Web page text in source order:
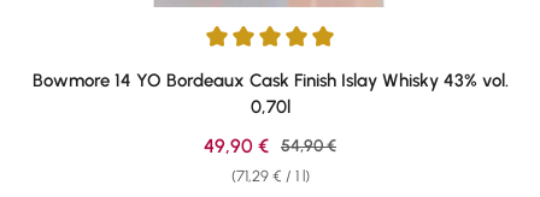
Average rating of 5 out of 5 stars
Bowmore 14 YO Bordeaux Cask Finish Islay Whisky 43% vol.
0,70l
(71,29 € / 1 l)
Sale price:
49,90 € Regular price:
54,90 €